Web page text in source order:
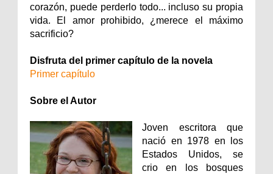
corazón, puede perderlo todo... incluso su propia
vida. El amor prohibido, ¿merece el máximo
sacrificio?
Disfruta del primer capítulo de la novela
Primer capítulo
Sobre el Autor
Joven escritora que
nació en 1978 en los
Estados Unidos, se
crio en los bosques